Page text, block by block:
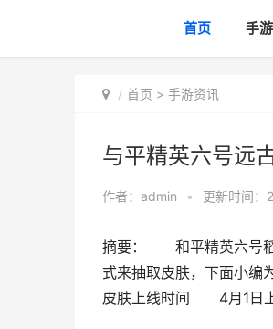
首页 手
首页 > 手游资讯
与平精英六号远
作者： admin • 更新时间：
摘要： 和平精英六号稻
式来抽取皮肤，下面小
皮肤上线时间 4月1日